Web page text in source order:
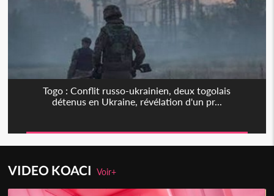
Togo : Conflit russo-ukrainien, deux togolais
détenus en Ukraine, révélation d'un pr...
VIDEO KOACIVoir+